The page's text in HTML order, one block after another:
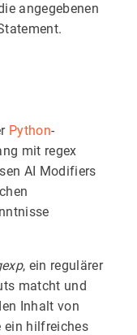
angegebenen
Python-
mit regex
AI Modifiers
, ein regulärer
matcht und
Inhalt von
hilfreiches